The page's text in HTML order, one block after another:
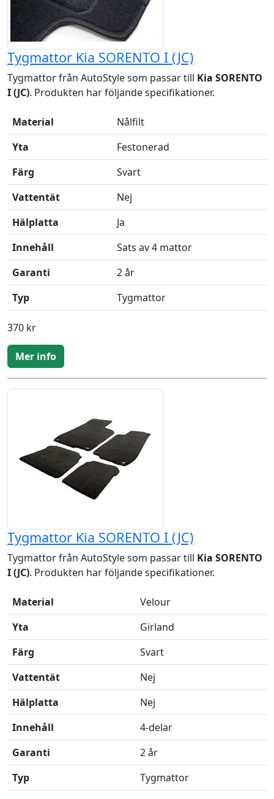
Tygmattor Kia SORENTO I (JC)
Tygmattor från AutoStyle som passar till Kia SORENTO
I (JC). Produkten har följande specifikationer.
Material
Nålfilt
Yta
Festonerad
Färg
Svart
Vattentät
Nej
Hälplatta
Ja
Innehåll
Sats av 4 mattor
Garanti
2 år
Typ
Tygmattor
370 kr
Mer info
Tygmattor Kia SORENTO I (JC)
Tygmattor från AutoStyle som passar till Kia SORENTO
I (JC). Produkten har följande specifikationer.
Material
Velour
Yta
Girland
Färg
Svart
Vattentät
Nej
Hälplatta
Nej
Innehåll
4-delar
Garanti
2 år
Typ
Tygmattor